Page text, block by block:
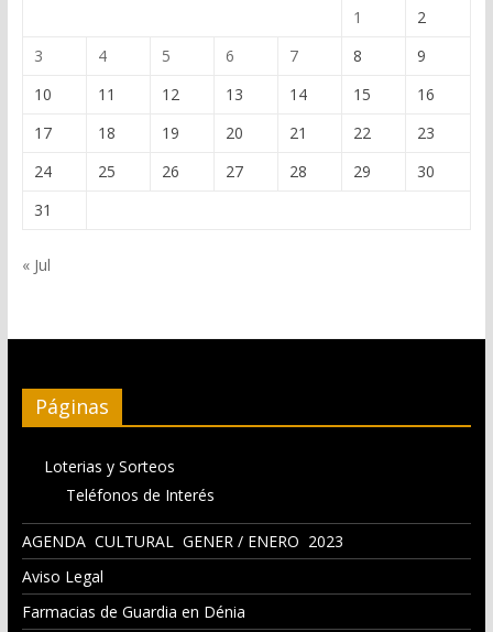
1
2
3
4 5 6 7 8
9
10
11 12 13 14 15
16
17
18 19 20 21 22
23
24
25 26 27 28 29
30
31
« Jul
Páginas
Loterias y Sorteos
Teléfonos de Interés
AGENDA CULTURAL GENER / ENERO 2023
Aviso Legal
Farmacias de Guardia en Dénia